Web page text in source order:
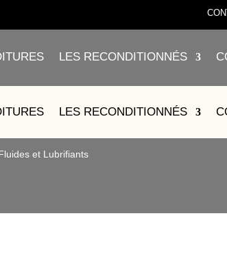
LES RECONDITIONNÉS
LES RECONDITIONNÉS
– 33710-
et Lubrifiants